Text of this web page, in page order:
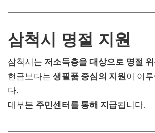
삼척시 명절 지원
삼척시는 저소득층을 대상으로 명절
현금보다는 생필품 중심의 지원이 이
다.
대부분 주민센터를 통해 지급됩니다.